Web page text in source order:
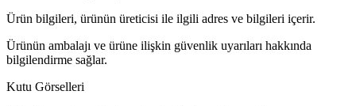
Ürün bilgileri, ürünün üreticisi ile ilgili adres ve bilgileri içerir.
Ürünün ambalajı ve ürüne ilişkin güvenlik uyarıları hakkında
bilgilendirme sağlar.
Kutu Görselleri